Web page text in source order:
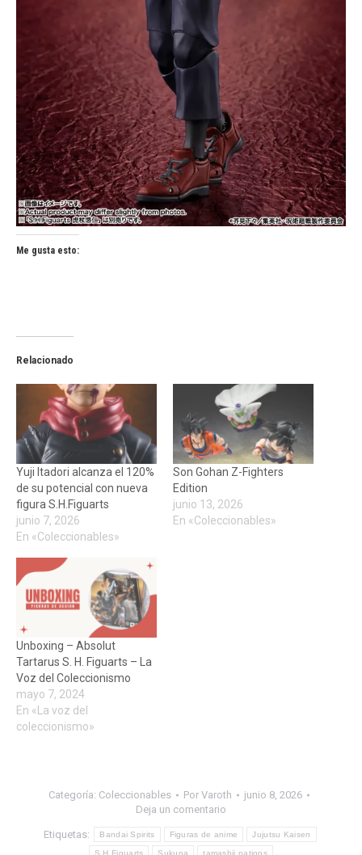
Me gusta esto:
Relacionado
Yuji Itadori alcanza el 120%
de su potencial con nueva
figura S.H.Figuarts
junio 7, 2026
En «Coleccionables»
Son Gohan Z-Fighters
Edition
junio 13, 2026
En «Coleccionables»
Unboxing – Absolut
Tartarus S. H. Figuarts – La
Voz del Coleccionismo
mayo 7, 2024
En «La voz del
coleccionismo»
Categoría: Coleccionables Por Varoth
junio 8, 2026
Deja un comentario
Etiquetas: Bandai Spirits Figuras de anime Jujutsu Kaisen